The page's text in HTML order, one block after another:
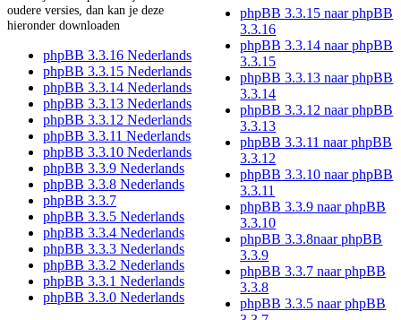
oudere versies, dan kan je deze
hieronder downloaden
phpBB 3.3.16 Nederlands
phpBB 3.3.15 Nederlands
phpBB 3.3.14 Nederlands
phpBB 3.3.13 Nederlands
phpBB 3.3.12 Nederlands
phpBB 3.3.11 Nederlands
phpBB 3.3.10 Nederlands
phpBB 3.3.9 Nederlands
phpBB 3.3.8 Nederlands
phpBB 3.3.7
phpBB 3.3.5 Nederlands
phpBB 3.3.4 Nederlands
phpBB 3.3.3 Nederlands
phpBB 3.3.2 Nederlands
phpBB 3.3.1 Nederlands
phpBB 3.3.0 Nederlands
phpBB 3.3.15 naar phpBB
3.3.16
phpBB 3.3.14 naar phpBB
3.3.15
phpBB 3.3.13 naar phpBB
3.3.14
phpBB 3.3.12 naar phpBB
3.3.13
phpBB 3.3.11 naar phpBB
3.3.12
phpBB 3.3.10 naar phpBB
3.3.11
phpBB 3.3.9 naar phpBB
3.3.10
phpBB 3.3.8naar phpBB
3.3.9
phpBB 3.3.7 naar phpBB
3.3.8
phpBB 3.3.5 naar phpBB